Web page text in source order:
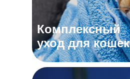
Комплексный
уход для кошек